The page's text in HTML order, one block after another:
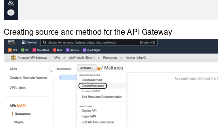
Creating source and method for the API Gateway